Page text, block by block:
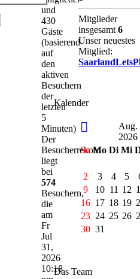
und
430
Gäste
(basierend
auf
den
aktiven
Besuchern
der
letzten
5
Minuten)
Der
Besucherrekord
liegt
bei
574
Besuchern,
die
am
Fr
Jul
31,
2026
10:18
Mitglieder
insgesamt 6
Unser neuestes
Mitglied:
Kalender
Aug.
2026
So Mo Di Mi
2 3 4 5
9
10 11 12
16 17 18 19
23 24 25 26
30 31
Das Team